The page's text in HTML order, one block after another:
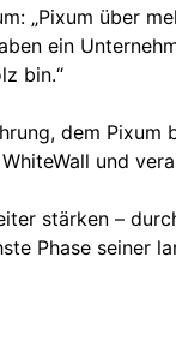
„Pixum über
ein
bin.“
dem
und
stärken –
Phase seiner